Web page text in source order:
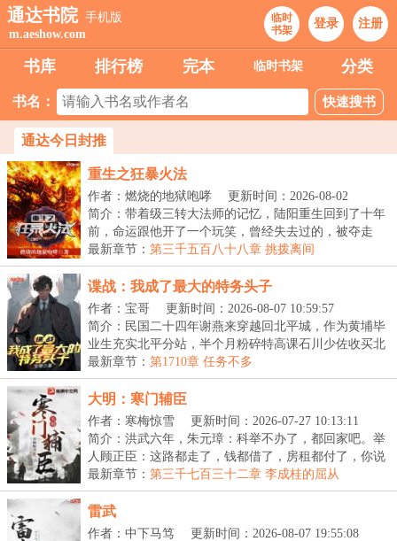
通达书院 手机版
m.aeshow.com
临时
书架
登录 注册
书库 排行榜 完本 临时书架 分类
书名：
通达今日封推
重生之狂暴火法
作者：燃烧的地狱咆哮
更新时间：2026-08-02
22:46:58
简介：带着级三转大法师的记忆，陆阳重生回到了十年
前，命运跟他开了一个玩笑，曾经失去过的，被夺走
的，...
最新章节： 第三千五百八十八章 挑拨离间
谍战：我成了最大的特务头子
作者：宝哥
更新时间：2026-08-07 10:59:57
简介：民国二十四年谢燕来穿越回北平城，作为黄埔毕
业生充实北平分站，半个月粉碎特高课石川少佐收买北
平...
最新章节： 第1710章 任务不多
大明：寒门辅臣
作者：寒梅惊雪
更新时间：2026-07-27 10:13:11
简介：洪武六年，朱元璋：科举不办了，都回家吧。举
人顾正臣：这路都走了，钱都借了，房租都付了，你说
不...
最新章节： 第三千七百三十二章 李成桂的屈从
雷武
作者：中下马笃
更新时间：2026-08-07 19:55:08